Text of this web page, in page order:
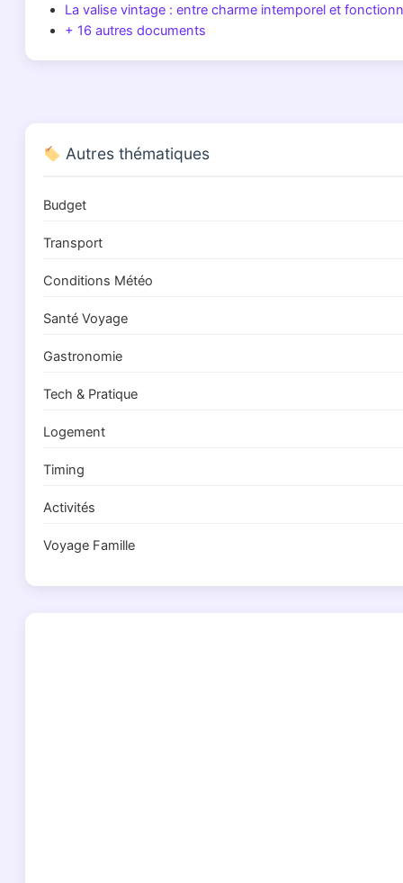
La valise vintage : entre charme intemporel et
+ 16 autres documents
Autres thématiques
Budget
Transport
Conditions Météo
Santé Voyage
Gastronomie
Tech & Pratique
Logement
Timing
Activités
Voyage Famille